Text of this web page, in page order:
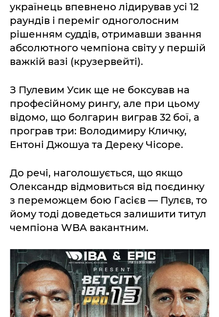
українець впевнено лідирував усі 12
раундів і переміг одноголосним
рішенням суддів, отримавши звання
абсолютного чемпіона світу у першій
важкій вазі (крузервейті).
З Пулевим Усик ще не боксував на
професійному рингу, але при цьому
відомо, що болгарин виграв 32 бої, а
програв три: Володимиру Кличку,
Ентоні Джошуа та Дереку Чісоре.
До речі, наголошується, що якщо
Олександр відмовиться від поєдинку
з переможцем бою Гасієв — Пулєв, то
йому тоді доведеться залишити титул
чемпіона WBA вакантним.